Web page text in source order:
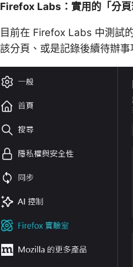
Firefox Labs：實用的「分
目前在 Firefox Labs 中測試
該分頁、或是記錄後續待辦